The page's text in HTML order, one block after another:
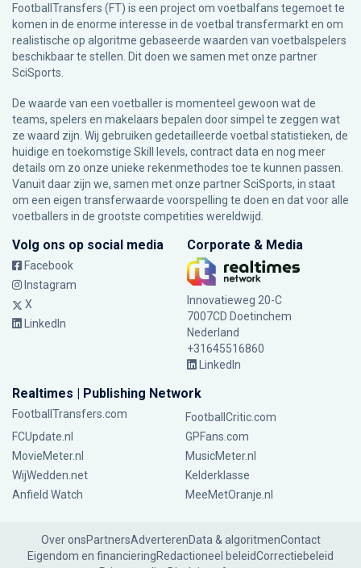
FootballTransfers (FT) is een project om voetbalfans tegemoet te
komen in de enorme interesse in de voetbal transfermarkt en om
realistische op algoritme gebaseerde waarden van voetbalspelers
beschikbaar te stellen. Dit doen we samen met onze partner
SciSports
De waarde van een voetballer is momenteel gewoon wat de
teams, spelers en makelaars bepalen door simpel te zeggen wat
ze waard zijn. Wij gebruiken gedetailleerde voetbal statistieken, de
huidige en toekomstige Skill levels, contract data en nog meer
details om zo onze unieke rekenmethodes toe te kunnen passen.
Vanuit daar zijn we, samen met onze partner SciSports, in staat
om een eigen transferwaarde voorspelling te doen en dat voor alle
voetballers in de grootste competities wereldwijd.
Volg ons op social media
Facebook
Instagram
X
LinkedIn
Corporate & Media
Innovatieweg 20-C
7007CD Doetinchem
Nederland
+31645516860
LinkedIn
Realtimes | Publishing Network
FootballTransfers.com
FootballCritic.com
FCUpdate.nl
GPFans.com
MovieMeter.nl
MusicMeter.nl
WijWedden.net
Kelderklasse
Anfield Watch
MeeMetOranje.nl
Over onsPartnersAdverterenData & algoritmenContact
Eigendom en financieringRedactioneel beleidCorrectiebeleid